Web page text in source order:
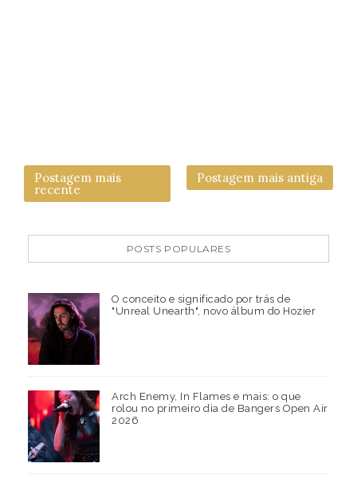
Postagem mais
recente
Postagem mais antiga
POSTS POPULARES
O conceito e significado por trás de
"Unreal Unearth", novo álbum do Hozier
Arch Enemy, In Flames e mais: o que
rolou no primeiro dia de Bangers Open Air
2026